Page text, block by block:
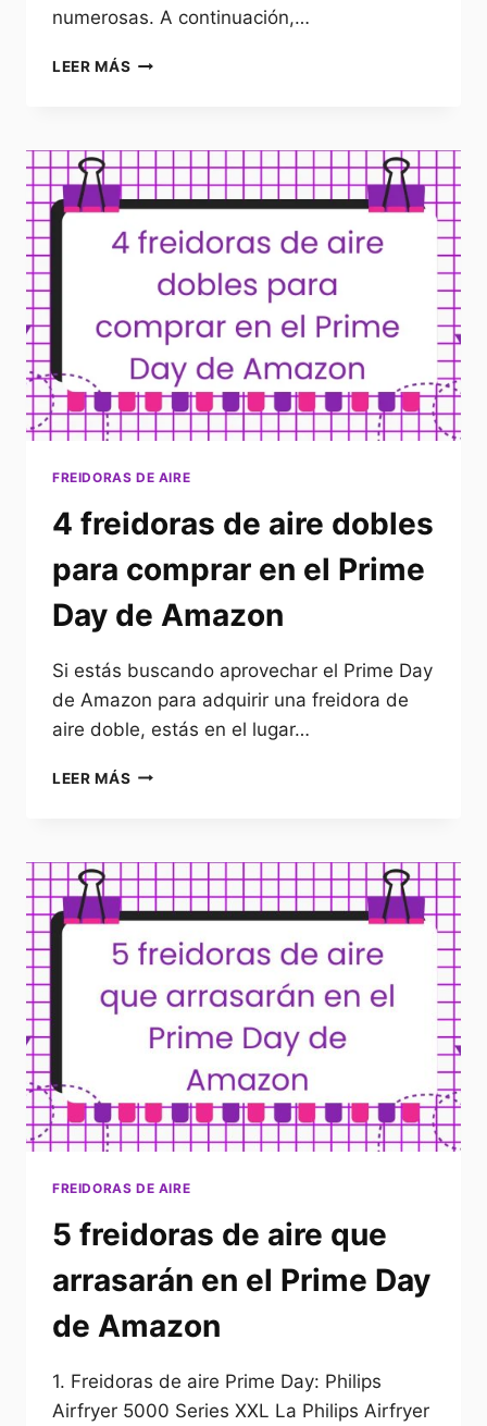
numerosas. A continuación,…
LEER MÁS LAS
PARA
FAMILIAS
NUMEROSAS
MÁS
ESTÁN
ESTE
2025
FREIDORAS DE AIRE
4 freidoras de aire dobles
para comprar en el Prime
Day de Amazon
Si estás buscando aprovechar el Prime Day
de Amazon para adquirir una freidora de
aire doble, estás en el lugar…
LEER MÁS 4
DOBLES
PARA
COMPRAR
EL
DAY
DE
AMAZON
FREIDORAS DE AIRE
5 freidoras de aire que
arrasarán en el Prime Day
de Amazon
1. Freidoras de aire Prime Day: Philips
Airfryer 5000 Series XXL La Philips Airfryer